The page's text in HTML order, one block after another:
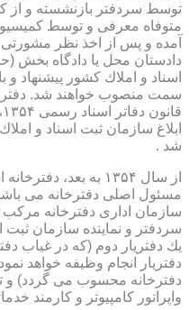
توسط سردفتر بازنشسته و از
متوفاه معرفی و توسط
آمده و پس از اخذ نظر مشورتی
دادستان محل یا دادگاه
اسناد و املاك كشور پیشنهاد و
ابلاغ سازمان ثبت اسناد و
شد .
از سال ۱۳۵۴ به
مسئول اصلی دفترخانه می
سازمان اداری دفترخانه مركب
سردفتر و نماینده سازمان ثبت
یك دفتریار دوم (كه در غیاب
دفتریار انجام وظیفه خواهد
دفترخانه محسوب می گردد) و
واپراتور كامپیوتر و كارمند